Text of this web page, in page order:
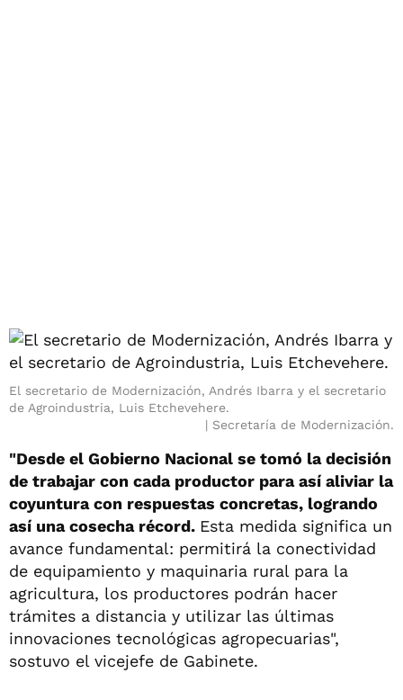
El secretario de Modernización, Andrés Ibarra y el secretario
de Agroindustria, Luis Etchevehere.
Secretaría de Modernización.
"Desde el Gobierno Nacional se tomó la decisión
de trabajar con cada productor para así aliviar la
coyuntura con respuestas concretas, logrando
así una cosecha récord. Esta medida significa un
avance fundamental: permitirá la conectividad
de equipamiento y maquinaria rural para la
agricultura, los productores podrán hacer
trámites a distancia y utilizar las últimas
innovaciones tecnológicas agropecuarias",
sostuvo el vicejefe de Gabinete.